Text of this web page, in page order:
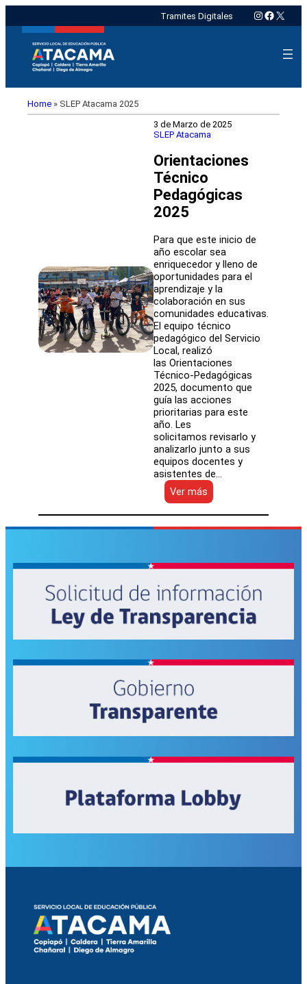
Tramites Digitales Instagram
X
Home » SLEP Atacama 2025
3 de Marzo de 2025
SLEP Atacama
Orientaciones
Técnico
Pedagógicas
2025
Para que este inicio de
año escolar sea
enriquecedor y lleno de
oportunidades para el
aprendizaje y la
colaboración en sus
comunidades educativas.
El equipo técnico
pedagógico del Servicio
Local, realizó
las Orientaciones
Técnico-Pedagógicas
2025, documento que
guía las acciones
prioritarias para este
año. Les
solicitamos revisarlo y
analizarlo junto a sus
equipos docentes y
asistentes de…
Ver más
Orientaciones
Técnico
Pedagógicas